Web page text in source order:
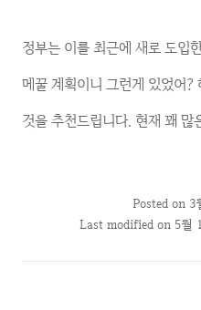
정부는 이를 최근에 새로 도입
메꿀 계획이니 그런게 있었어?
것을 추천드립니다. 현재 꽤 많
Posted on 3
Last modified on 5월